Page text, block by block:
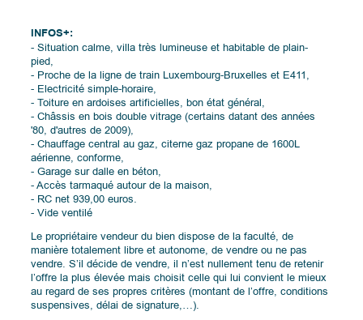
INFOS+:
- Situation calme, villa très lumineuse et habitable de plain-
pied,
- Proche de la ligne de train Luxembourg-Bruxelles et E411,
- Electricité simple-horaire,
- Toiture en ardoises artificielles, bon état général,
- Châssis en bois double vitrage (certains datant des années
'80, d'autres de 2009),
- Chauffage central au gaz, citerne gaz propane de 1600L
aérienne, conforme,
- Garage sur dalle en béton,
- Accès tarmaqué autour de la maison,
- RC net 939,00 euros.
- Vide ventilé
Le propriétaire vendeur du bien dispose de la faculté, de
manière totalement libre et autonome, de vendre ou ne pas
vendre. S’il décide de vendre, il n’est nullement tenu de retenir
l’offre la plus élevée mais choisit celle qui lui convient le mieux
au regard de ses propres critères (montant de l’offre, conditions
suspensives, délai de signature,…).